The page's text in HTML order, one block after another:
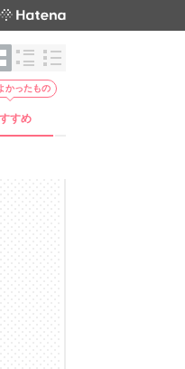
すめ
かったもの